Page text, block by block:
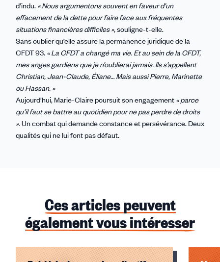
d’indu. « Nous argumentons souvent en faveur d’un
effacement de la dette pour faire face aux fréquentes
situations financières difficiles »,souligne-t-elle.
Sans oublier qu’elle assure la permanence juridique de la
CFDT 93. « La CFDT a changé ma vie. Et au sein de la CFDT,
mes anges gardiens que je n’oublierai jamais. Ils s’appellent
Christian, Jean-Claude, Éliane… Mais aussi Pierre, Marinette
ou Hassan. »
Aujourd’hui, Marie-Claire poursuit son engagement « parce
qu’il faut se battre au quotidien pour ne pas perdre de droits
».Un combat qui demande constance et persévérance. Deux
qualités qui ne lui font pas défaut.
Ces articles peuvent
également vous intéresser